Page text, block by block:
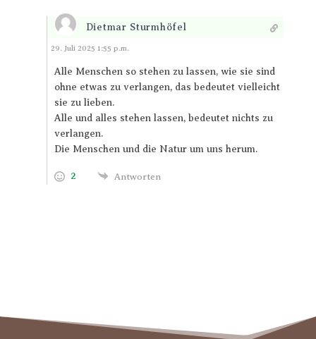
Dietmar Sturmhöfel
Antworten
29. Juli 2025 1:55 p.m.
Alle Menschen so stehen zu lassen, wie sie sind
ohne etwas zu verlangen, das bedeutet vielleicht
sie zu lieben.
Alle und alles stehen lassen, bedeutet nichts zu
verlangen.
Die Menschen und die Natur um uns herum.
2 Antworten